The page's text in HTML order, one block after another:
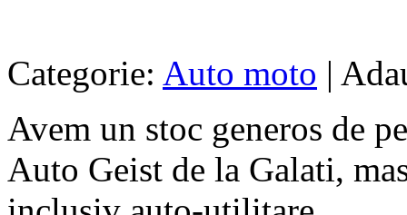
Categorie: Auto moto |
Avem un stoc generos de
Auto Geist de la Galati,